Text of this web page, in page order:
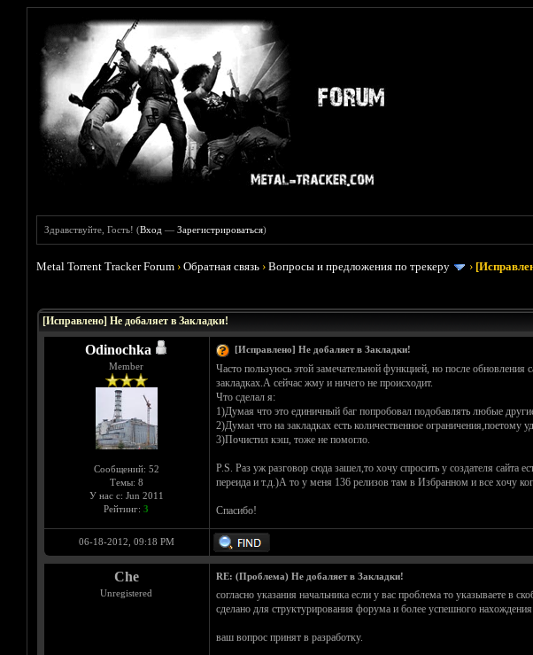
Здравствуйте, Гость! (Вход —Зарегистрироваться)
Metal Torrent Tracker Forum ›Обратная связь ›Вопросы и предложения по трекеру ›
[Исправлено] Не добаляет в Закладки!
Odinochka
Member
Сообщений: 52
Темы: 8
У нас с: Jun 2011
Рейтинг: 3
[Исправлено] Не добаляет в Закладки!
Часто пользуюсь этой замечательной функцией, но после обновления
закладках.А сейчас жму и ничего не происходит.
Что сделал я:
1)Думая что это единичный баг попробовал подобавлять любые
2)Думал что на закладках есть количественное
3)Почистил кэш, тоже не помогло.
P.S. Раз уж разговор сюда зашел,то хочу спросить у создателя сайта
переида и т.д.)А то у меня 136 релизов там в Избранном и все хочу
Спасибо!
06-18-2012, 09:18 PM
Che
Unregistered
RE: (Проблема) Не добаляет в Закладки!
согласно указания начальника если у вас проблема то указываете в
сделано для структурирования форума и более успешного
ваш вопрос принят в разработку.